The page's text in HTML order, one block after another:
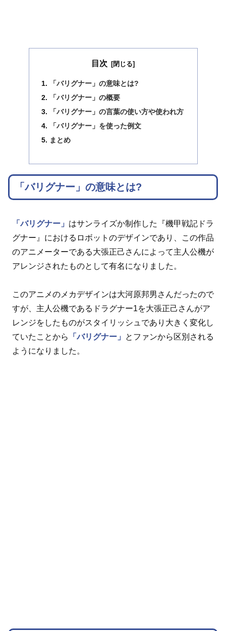
目次
「バリグナー」の意味とは?
「バリグナー」の概要
「バリグナー」の言葉の使い方や使われ方
「バリグナー」を使った例文
まとめ
「バリグナー」の意味とは?
「バリグナー」 はサンライズか制作した『機甲戦記ドラ
グナー』におけるロボットのデザインであり、この作品
のアニメーターである大張正己さんによって主人公機が
アレンジされたものとして有名になりました。
このアニメのメカデザインは大河原邦男さんだったので
すが、主人公機であるドラグナー1を大張正己さんがア
レンジをしたものがスタイリッシュであり大きく変化し
ていたことから
「バリグナー」
とファンから区別される
ようになりました。